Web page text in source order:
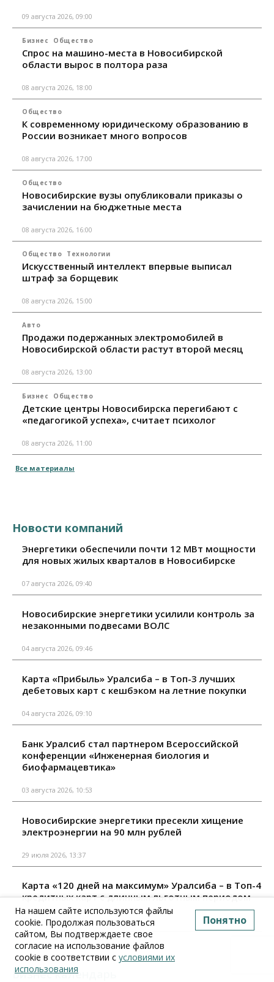
09 августа 2026, 09:00
Бизнес Общество
Спрос на машино-места в Новосибирской
области вырос в полтора раза
08 августа 2026, 18:00
Общество
К современному юридическому образованию в
России возникает много вопросов
08 августа 2026, 17:00
Общество
Новосибирские вузы опубликовали приказы о
зачислении на бюджетные места
08 августа 2026, 16:00
Общество Технологии
Искусственный интеллект впервые выписал
штраф за борщевик
08 августа 2026, 15:00
Авто
Продажи подержанных электромобилей в
Новосибирской области растут второй месяц
08 августа 2026, 13:00
Бизнес Общество
Детские центры Новосибирска перегибают с
«педагогикой успеха», считает психолог
08 августа 2026, 11:00
Все материалы
Новости компаний
Энергетики обеспечили почти 12 МВт мощности
для новых жилых кварталов в Новосибирске
07 августа 2026, 09:40
Новосибирские энергетики усилили контроль за
незаконными подвесами ВОЛС
04 августа 2026, 09:46
Карта «Прибыль» Уралсиба – в Топ-3 лучших
дебетовых карт с кешбэком на летние покупки
04 августа 2026, 09:10
Банк Уралсиб стал партнером Всероссийской
конференции «Инженерная биология и
биофармацевтика»
03 августа 2026, 10:53
Новосибирские энергетики пресекли хищение
электроэнергии на 90 млн рублей
29 июля 2026, 13:37
Карта «120 дней на максимум» Уралсиба – в Топ-4
кредитных карт с длинным льготным периодом
29 июля 2026, 09:10
Все материалы
Бизнес календарь
На нашем сайте используются файлы
cookie. Продолжая пользоваться
сайтом, Вы подтверждаете свое
согласие на использование файлов
cookie в соответствии с условиями их
использования
Понятно